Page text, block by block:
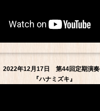
2022年12月17日 第44回定期演
『ハナミズキ』